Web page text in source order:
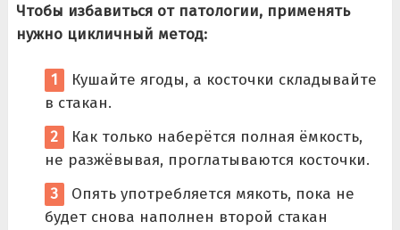
Чтобы избавиться от патологии, применять
нужно цикличный метод:
Кушайте ягоды, а косточки складывайте
в стакан.
Как только наберётся полная ёмкость,
не разжёвывая, проглатываются косточки.
Опять употребляется мякоть, пока не
будет снова наполнен второй стакан